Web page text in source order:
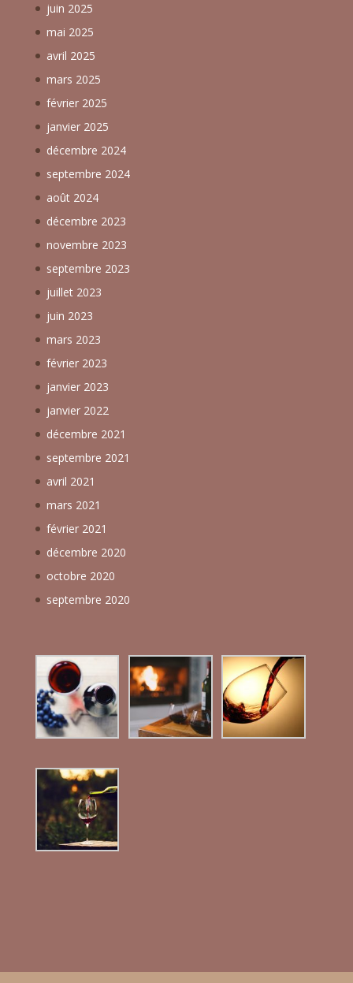
juin 2025
mai 2025
avril 2025
mars 2025
février 2025
janvier 2025
décembre 2024
septembre 2024
août 2024
décembre 2023
novembre 2023
septembre 2023
juillet 2023
juin 2023
mars 2023
février 2023
janvier 2023
janvier 2022
décembre 2021
septembre 2021
avril 2021
mars 2021
février 2021
décembre 2020
octobre 2020
septembre 2020